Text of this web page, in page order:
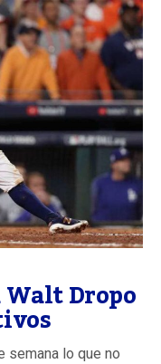
Dropo
semana lo que no